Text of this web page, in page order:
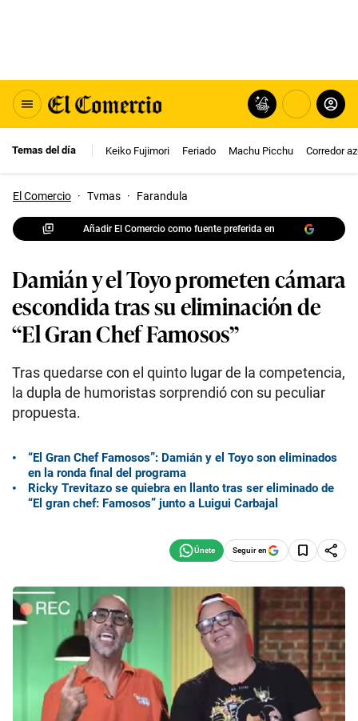
Temas del día Keiko Fujimori Feriado Machu Picchu Corredor
El Comercio · Tvmas · Farandula
Añadir El Comercio como fuente preferida en
Damián y el Toyo prometen cámara
escondida tras su eliminación de
“El Gran Chef Famosos”
Tras quedarse con el quinto lugar de la competencia,
la dupla de humoristas sorprendió con su peculiar
propuesta.
“El Gran Chef Famosos”: Damián y el Toyo son eliminados
en la ronda final del programa
Ricky Trevitazo se quiebra en llanto tras ser eliminado de
“El gran chef: Famosos” junto a Luigui Carbajal
Seguir en